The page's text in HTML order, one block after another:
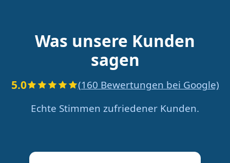
Was unsere Kunden
sagen
5.0
(160 Bewertungen bei Google)
Echte Stimmen zufriedener Kunden.